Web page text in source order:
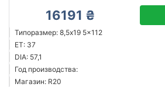
16191 ₴
Типоразмер: 8,5x19 5x112
ET: 37
DIA: 57,1
Год производства:
Магазин: R20